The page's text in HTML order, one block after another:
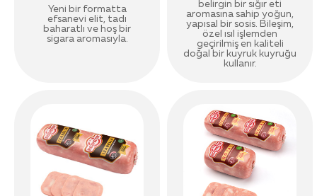
Yeni bir formatta
efsanevi elit, tadı
baharatlı ve hoş bir
sigara aromasıyla.
belirgin bir sığır eti
aromasına sahip yoğun,
yapısal bir sosis. Bileşim,
özel ısıl işlemden
geçirilmiş en kaliteli
doğal bir kuyruk kuyruğu
kullanır.